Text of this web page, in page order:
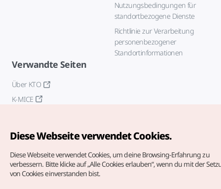
Nutzungsbedingungen für
standortbezogene Dienste
Richtlinie zur Verarbeitung
personenbezogener
Standortinformationen
Verwandte Seiten
Über KTO
K-MICE
Diese Webseite verwendet Cookies.
Diese Webseite verwendet Cookies, um deine Browsing-Erfahrung zu
verbessern. Bitte klicke auf „Alle Cookies erlauben“, wenn du mit der
von Cookies einverstanden bist.